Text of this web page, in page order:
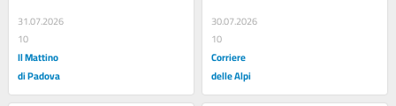
31.07.2026
10
Il Mattino
di Padova
anno...
30.07.2026
10
Corriere
delle Alpi